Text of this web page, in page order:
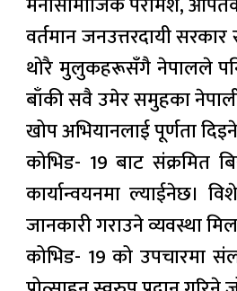
वर्तमान जनउत्तरदायी
थोरै मुलुकहरूसँगै नेपालले पनि
बाँकी सवै उमेर समुहका
खोप अभियानलाई पूर्णता
कोभिड- 19 बाट संक्रमित
कार्यान्वयनमा ल्याईनेछ।
जानकारी गराउने व्यवस्था
कोभिड- 19 को उपचारमा